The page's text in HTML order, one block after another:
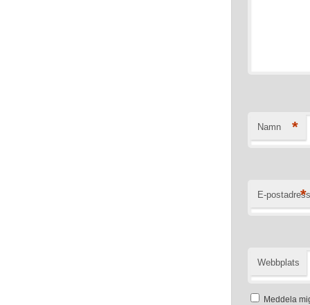
Namn *
E-postadress
*
Webbplats
Meddela